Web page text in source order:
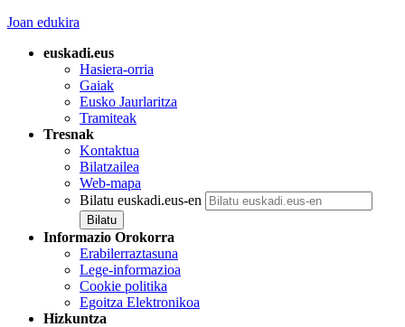
Joan edukira
euskadi.eus
Hasiera-orria
Gaiak
Eusko Jaurlaritza
Tramiteak
Tresnak
Kontaktua
Bilatzailea
Web-mapa
Bilatu euskadi.eus-en
Informazio Orokorra
Erabilerraztasuna
Lege-informazioa
Cookie politika
Egoitza Elektronikoa
Hizkuntza